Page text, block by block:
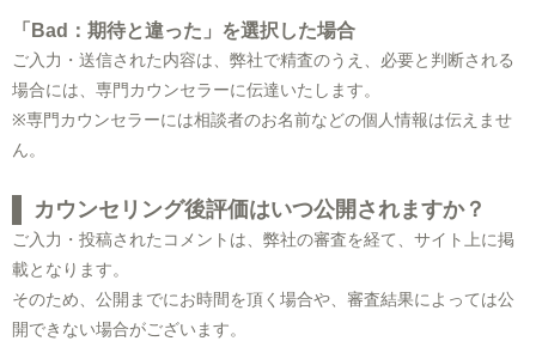
「Bad：期待と違った」を選択した場合
ご入力・送信された内容は、弊社で精査のうえ、必要と判断される
場合には、専門カウンセラーに伝達いたします。
※専門カウンセラーには相談者のお名前などの個人情報は伝えませ
ん。
カウンセリング後評価はいつ公開されますか？
ご入力・投稿されたコメントは、弊社の審査を経て、サイト上に掲
載となります。
そのため、公開までにお時間を頂く場合や、審査結果によっては公
開できない場合がございます。